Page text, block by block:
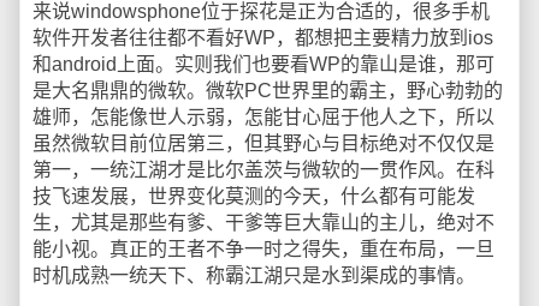
来说windowsphone位于探花是正为合适的，很多手机
软件开发者往往都不看好WP，都想把主要精力放到ios
和android上面。实则我们也要看WP的靠山是谁，那可
是大名鼎鼎的微软。微软PC世界里的霸主，野心勃勃的
雄师，怎能像世人示弱，怎能甘心屈于他人之下，所以
虽然微软目前位居第三，但其野心与目标绝对不仅仅是
第一，一统江湖才是比尔盖茨与微软的一贯作风。在科
技飞速发展，世界变化莫测的今天，什么都有可能发
生，尤其是那些有爹、干爹等巨大靠山的主儿，绝对不
能小视。真正的王者不争一时之得失，重在布局，一旦
时机成熟一统天下、称霸江湖只是水到渠成的事情。